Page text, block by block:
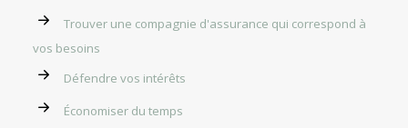
Trouver une compagnie d'assurance qui correspond à
vos besoins
Défendre vos intérêts
Économiser du temps